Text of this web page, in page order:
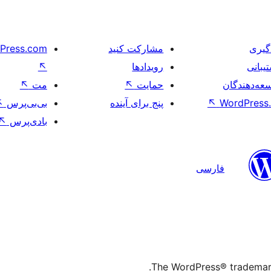
↖
مشارکت کنید
رویدادها
حمایت ↖
پنج برای آینده
↖
مت ↖
بی‌بی‌پرس
بادی‌پرس
فارسی
The WordPress®